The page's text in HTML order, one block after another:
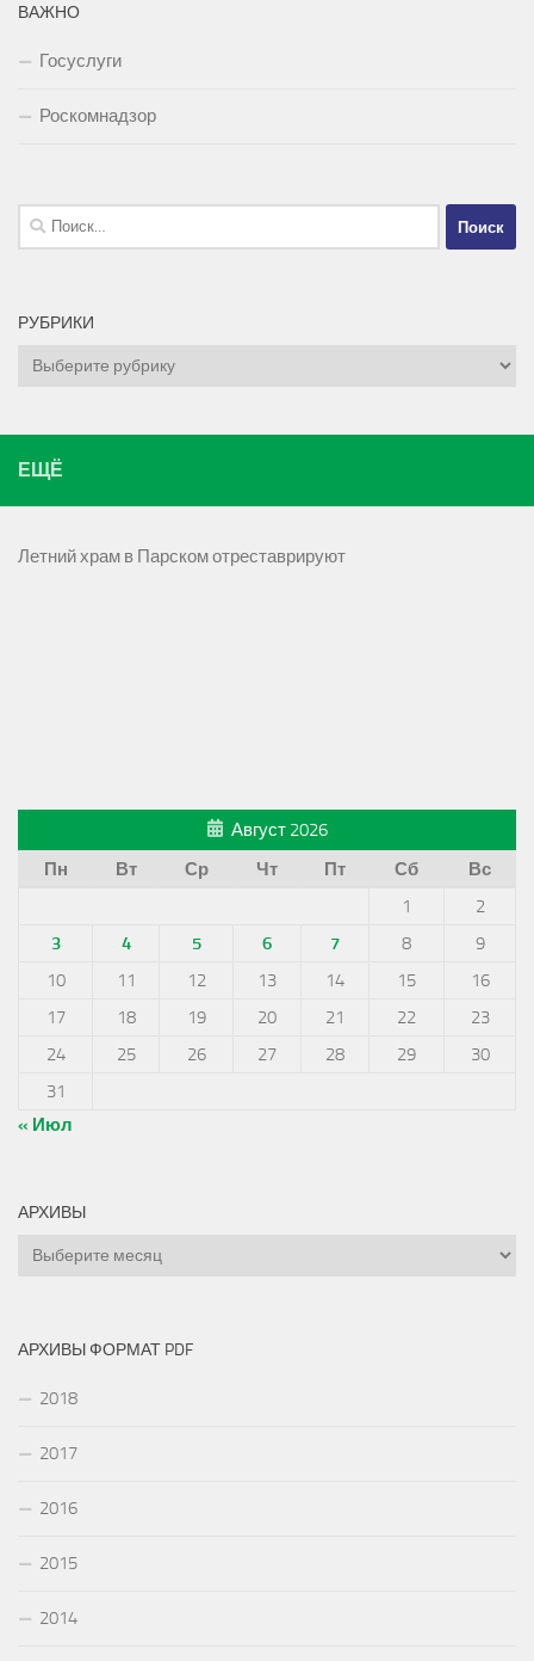
ВАЖНО
Госуслуги
Роскомнадзор
Найти:
РУБРИКИ
Рубрики
ЕЩЁ
Летний храм в Парском отреставрируют
Август 2026
Пн
Вт Ср Чт Пт Сб
Вс
1
2
3
4 5 6 7 8
9
10
11 12 13 14 15
16
17
18 19 20 21 22
23
24
25 26 27 28 29
30
31
« Июл
АРХИВЫ
Архивы
АРХИВЫ ФОРМАТ PDF
2018
2017
2016
2015
2014